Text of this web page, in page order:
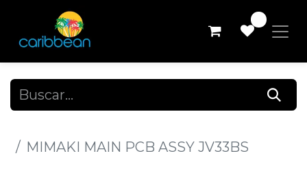
MIMAKI MAIN PCB ASSY JV33BS